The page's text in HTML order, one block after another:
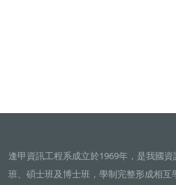
逢甲資訊工程系成立於1969年，是我國
班、碩士班及博士班，學制完整形成相